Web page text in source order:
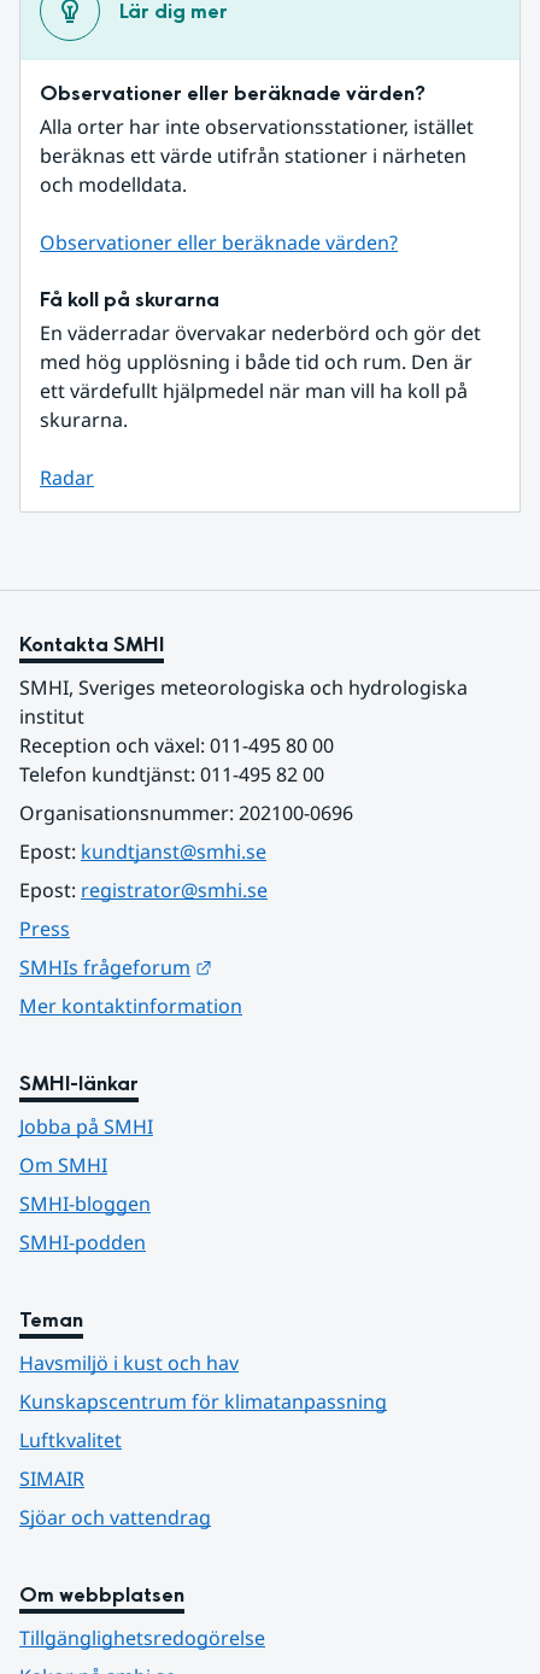
Lär dig mer
Observationer eller beräknade värden?
Alla orter har inte observationsstationer, istället
beräknas ett värde utifrån stationer i närheten
och modelldata.
Observationer eller beräknade värden?
Få koll på skurarna
En väderradar övervakar nederbörd och gör det
med hög upplösning i både tid och rum. Den är
ett värdefullt hjälpmedel när man vill ha koll på
skurarna.
Radar
Kontakta SMHI
SMHI, Sveriges meteorologiska och hydrologiska
institut
Reception och växel: 011-495 80 00
Telefon kundtjänst: 011-495 82 00
Organisationsnummer: 202100-0696
Epost: kundtjanst@smhi.se
Epost: registrator@smhi.se
Press
SMHIs frågeforum
Mer kontaktinformation
SMHI-länkar
Jobba på SMHI
Om SMHI
SMHI-bloggen
SMHI-podden
Teman
Havsmiljö i kust och hav
Kunskapscentrum för klimatanpassning
Luftkvalitet
SIMAIR
Sjöar och vattendrag
Om webbplatsen
Tillgänglighetsredogörelse